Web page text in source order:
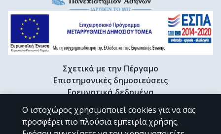
Σχετικά με την Πέργαμο
Επιστημονικές δημοσιεύσεις
Ερευνητικά δεδομένα
Διδακτορικές διατριβές & Γκρίζα βιβλιογραφία
Προφίλ Ερευνητή
Ο ιστοχώρος χρησιμοποιεί cookies για να σας
προσφέρει πιο πλούσια εμπειρία χρήσης.